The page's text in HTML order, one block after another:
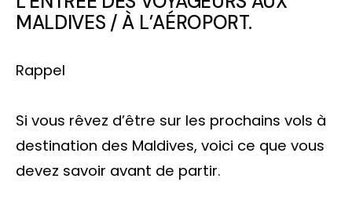
MALDIVES / À L’AÉROPORT.
Rappel
Si vous rêvez d’être sur les prochains vols à
destination des Maldives, voici ce que vous
devez savoir avant de partir.